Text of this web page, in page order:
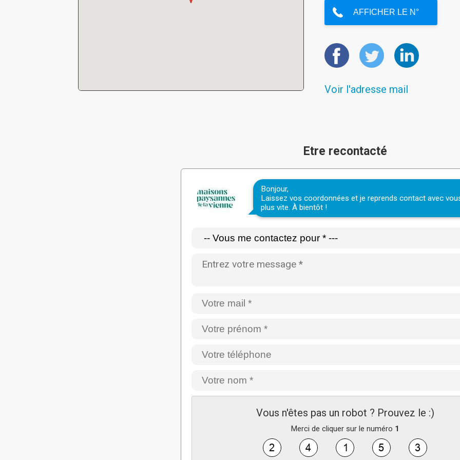
Voir l'adresse mail
Etre recontacté
Bonjour,
Laissez vos coordonnées et je reprends contact avec
plus vite. À bientôt !
Vous n'êtes pas un robot ? Prouvez le :)
Merci de cliquer sur le numéro 1